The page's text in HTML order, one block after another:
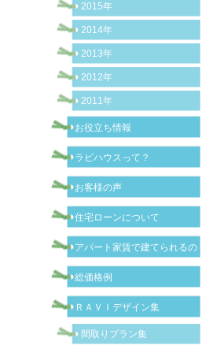
2015年
2014年
2013年
2012年
2011年
お役立ち情報
ラビハウスって？
お客様の声
住宅ローンについて
アパート家賃で建てられるの？
総価格例
ＲＡＶＩデザイン集
間取りプラン集